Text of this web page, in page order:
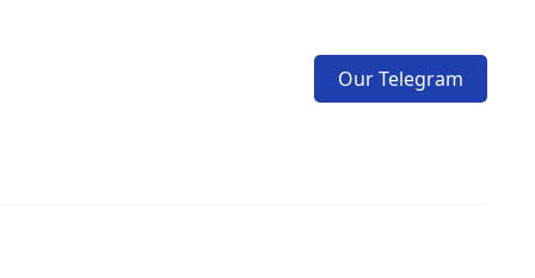
Our Telegram